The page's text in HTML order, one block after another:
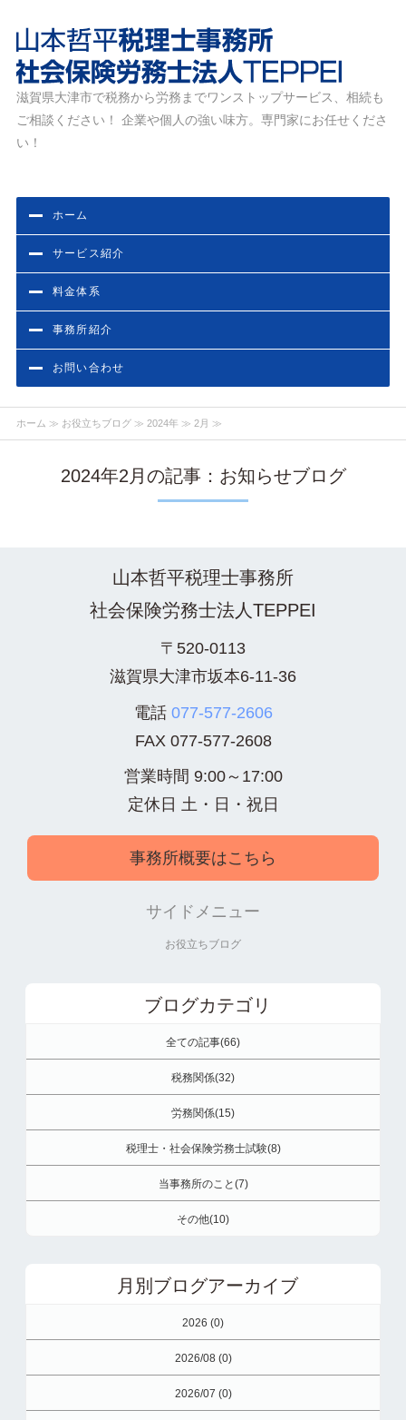
滋賀県大津市の税務・労務相談なら山本哲平税理士事務
所・社会保険労務士法人TEPPEI
滋賀県大津市で税務から労務までワンストップサービス、相続も
ご相談ください！ 企業や個人の強い味方。専門家にお任せくださ
い！
ホーム
サービス紹介
料金体系
事務所紹介
お問い合わせ
ホーム ≫ お役立ちブログ≫ 2024年 ≫ 2月 ≫
2024年2月の記事：お知らせブログ
山本哲平税理士事務所
社会保険労務士法人TEPPEI
〒520-0113
滋賀県大津市坂本6-11-36
電話 077-577-2606
FAX 077-577-2608
営業時間 9:00～17:00
定休日 土・日・祝日
事務所概要はこちら
サイドメニュー
お役立ちブログ
ブログカテゴリ
全ての記事(66)
税務関係(32)
労務関係(15)
税理士・社会保険労務士試験(8)
当事務所のこと(7)
その他(10)
月別ブログアーカイブ
2026 (0)
2026/08 (0)
2026/07 (0)